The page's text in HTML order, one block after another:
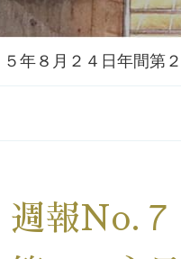
年８月２４日年間第
週報No.７